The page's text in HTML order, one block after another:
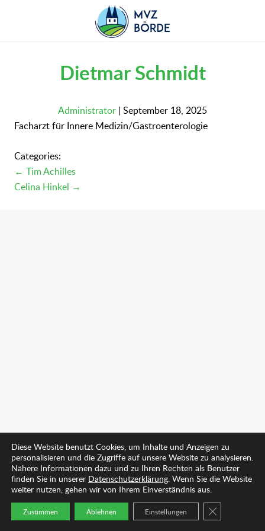
Startseite Arzt finden Kontakt
Dietmar Schmidt
Administrator | September 18, 2025
Facharzt für Innere Medizin/Gastroenterologie
Categories:
Beitragsnavigation
← Tim Achilles
Celina Hinkel →
Diese Website benutzt Cookies, um Inhalte und Anzeigen zu
personalisieren und die Zugriffe auf unsere Website zu analysieren.
Nähere Informationen dazu und zu Ihren Rechten als Benutzer
finden Sie in unserer Datenschutzerklärung. Wenn Sie die Website
weiter nutzen, gehen wir von Ihrem Einverständnis aus.
Zustimmen Ablehnen Einstellungen GDPR